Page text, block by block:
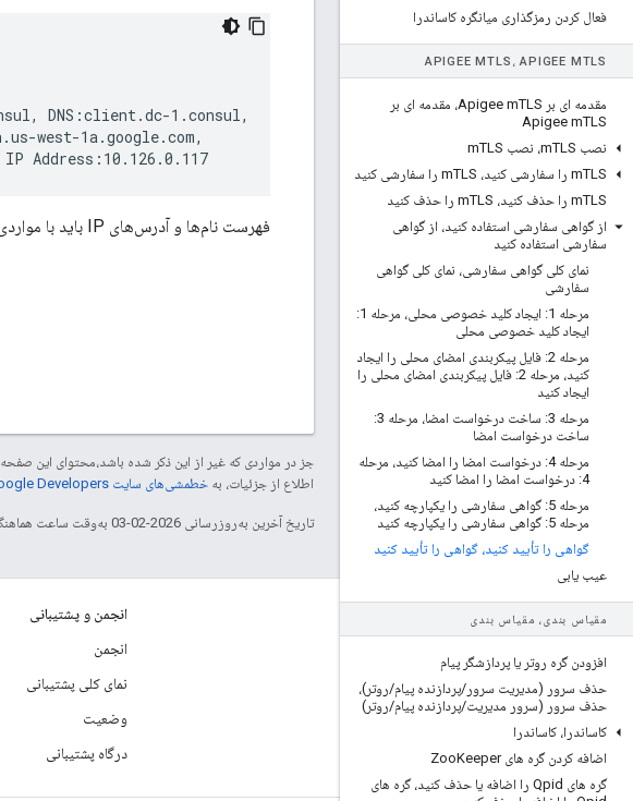
فعال کردن رمزگذاری میانگره کاساندرا
APIGEE MTLS، APIGEE MTLS
مقدمه ای بر Apigee m
TLS، مقدمه ای بر
Apigee mTLS
نصب m TLS، نصب m
TLS
mTLS را سفارشی کنید، m
TLS را سفارشی کنید
mTLS را حذف کنید، m
TLS را حذف کنید
از گواهی سفارشی استفاده کنید، از گواهی
سفارشی استفاده کنید
نمای کلی گواهی سفارشی، نمای کلی گواهی
سفارشی
مرحله 1: ایجاد کلید خصوصی محلی، مرحله 1:
ایجاد کلید خصوصی محلی
مرحله 2: فایل پیکربندی امضای محلی را ایجاد
کنید، مرحله 2: فایل پیکربندی امضای محلی را
ایجاد کنید
مرحله 3: ساخت درخواست امضا، مرحله 3:
ساخت درخواست امضا
مرحله 4: درخواست امضا را امضا کنید، مرحله
4: درخواست امضا را امضا کنید
مرحله 5: گواهی سفارشی را یکپارچه کنید،
مرحله 5: گواهی سفارشی را یکپارچه کنید
گواهی را تأیید کنید، گواهی را تأیید کنید
عیب یابی
مقیاس بندی، مقیاس بندی
افزودن گره روتر یا پردازشگر پیام
حذف سرور (مدیریت سرور /پردازنده پیام/روتر)،
حذف سرور (سرور مدیریت/پردازنده پیام/روتر)
کاساندرا، کاساندرا
اضافه کردن گره های ZooKeeper
گره های Qpid را اضافه یا حذف کنید، گره های
DNS:client.dc-1.consul,
west-1a.google.com,
Address:10.126.0.117
فهرست نام‌ها و آدرس‌های IP باید با مواردی که در
جز در مواردی که غیر از این ذکر شده باشد،‌محتوای این
اطلاع از جزئیات، به خطمشی‌های سایت Google Developers‏
تاریخ آخرین به‌روزرسانی 2026-02-03 به‌وقت ساعت هماهنگ جهانی.
درباره Apigee
رویدادها
ای-کتاب و پخش اینترنتی
انجمن و پشتیبانی
انجمن
نمای کلی پشتیبانی
وضعیت
درگاه پشتیبانی